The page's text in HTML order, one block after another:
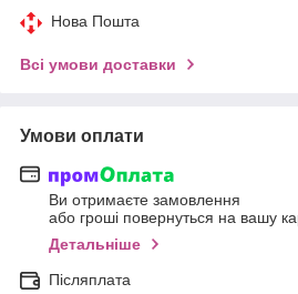
Нова Пошта
Всі умови доставки
Умови оплати
Ви отримаєте замовлення
або гроші повернуться на вашу
Детальніше
Післяплата